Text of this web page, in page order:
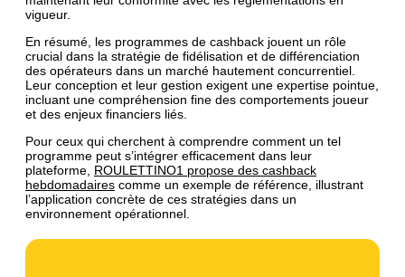
vigueur.
En résumé, les programmes de cashback jouent un rôle
crucial dans la stratégie de fidélisation et de différenciation
des opérateurs dans un marché hautement concurrentiel.
Leur conception et leur gestion exigent une expertise pointue,
incluant une compréhension fine des comportements joueur
et des enjeux financiers liés.
Pour ceux qui cherchent à comprendre comment un tel
programme peut s’intégrer efficacement dans leur
plateforme, ROULETTINO1 propose des cashback
hebdomadaires comme un exemple de référence, illustrant
l’application concrète de ces stratégies dans un
environnement opérationnel.